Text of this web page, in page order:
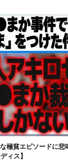
極貧エピソードに悲
ィス】